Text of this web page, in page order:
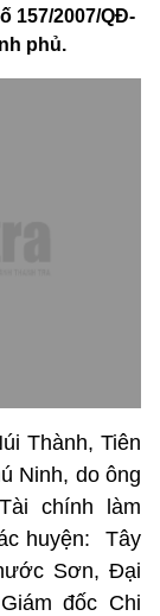
157/2007/QĐ-
phủ.
Thành, Tiên
Ninh, do ông
chính làm
huyện: Tây
Sơn, Đại
đốc Chi